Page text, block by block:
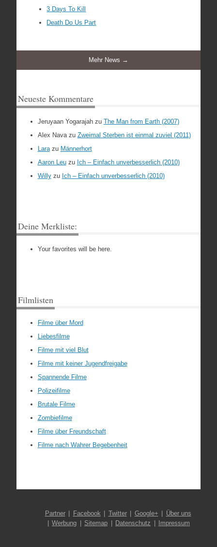
3 Days To Kill
Death Do Us Part
Mehr News →
Neueste Kommentare
Jeruyaan Yogarajahzu The Man from Earth (2007)
Alex Navazu Zweimal Sterben ist einmal zuviel (2011)
Larazu Männerhort
Aaron Leuzu Ich – Einfach unverbesserlich (2010)
Willyzu Ich – Einfach unverbesserlich (2010)
Deine Merkliste:
Your favorites will be here.
Filmlisten
Filme über Mord
Liebesfilme
Filme mit viel Blut
Filme mit keiner Jugendfreigabe
Spannende Filme
Polizeifilme
Brutale Filme
Zombiefilme
Filme über Freundschaft
Filme nach Wahrer Begebenheit
Partner Facebook Twitter Google+
Über uns
Werbung
Sitemap Datenschutz Impressum